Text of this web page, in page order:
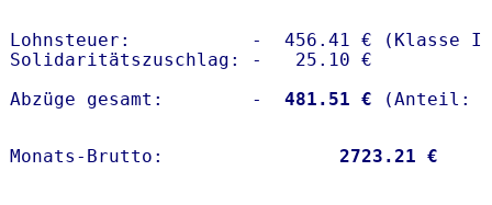
Lohnsteuer:           -  456.41 € (Klasse I)
Solidaritätszuschlag: -   25.10 €
Abzüge gesamt:        -
  481.51 €
Monats-Brutto: 2723.21 €